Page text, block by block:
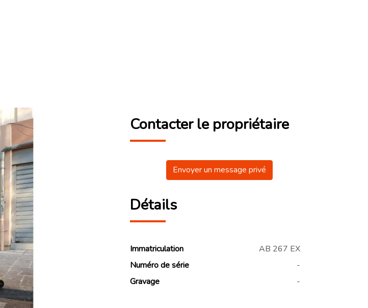
Contacter le propriétaire
Envoyer un message privé
Détails
Immatriculation
AB 267 EX
Numéro de série
-
Gravage
-